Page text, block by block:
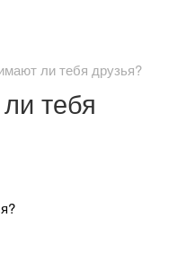
ли тебя друзья?
тебя